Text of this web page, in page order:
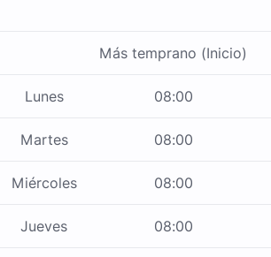
Más temprano (Inicio)
Lunes 08:00
Martes 08:00
Miércoles 08:00
Jueves 08:00